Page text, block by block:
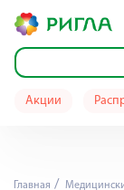
Акции
Главная